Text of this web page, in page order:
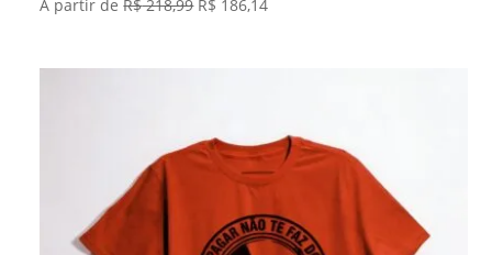
A partir deR$218,99 R$ 186,14